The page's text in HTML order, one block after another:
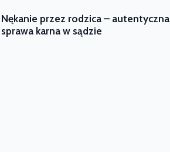
Nękanie przez rodzica – autentyczna
sprawa karna w sądzie